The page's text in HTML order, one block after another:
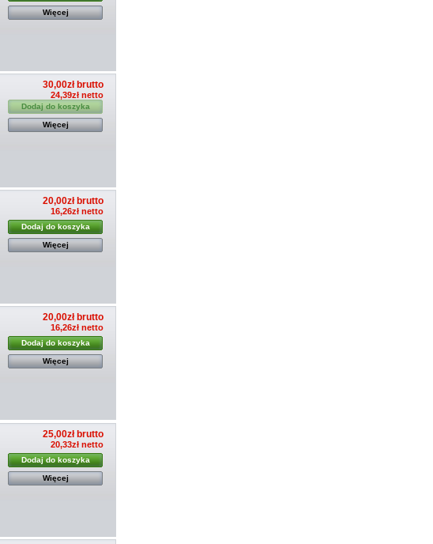
Więcej
30,00zł brutto
24,39zł netto
Dodaj do koszyka
Więcej
20,00zł brutto
16,26zł netto
Dodaj do koszyka
Więcej
20,00zł brutto
16,26zł netto
Dodaj do koszyka
Więcej
25,00zł brutto
20,33zł netto
Dodaj do koszyka
Więcej